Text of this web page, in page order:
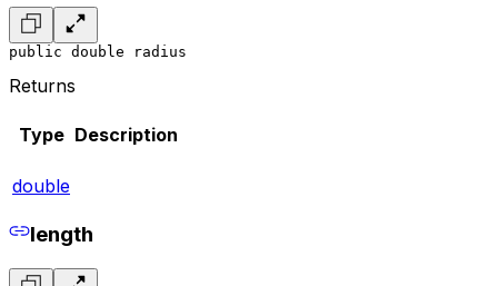
public double radius
Returns
Type Description
double
length